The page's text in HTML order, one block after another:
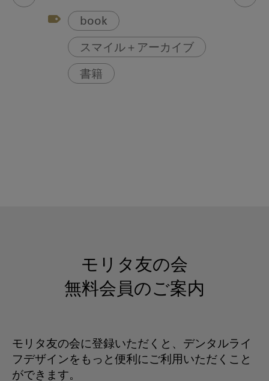
book
スマイル＋アーカイブ
書籍
モリタ友の会
無料会員のご案内
モリタ友の会に登録いただくと、デンタルライ
フデザインをもっと便利にご利用いただくこと
ができます。